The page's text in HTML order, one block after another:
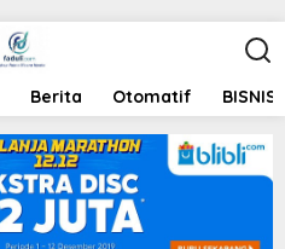
Berita Otomatif BISNIS